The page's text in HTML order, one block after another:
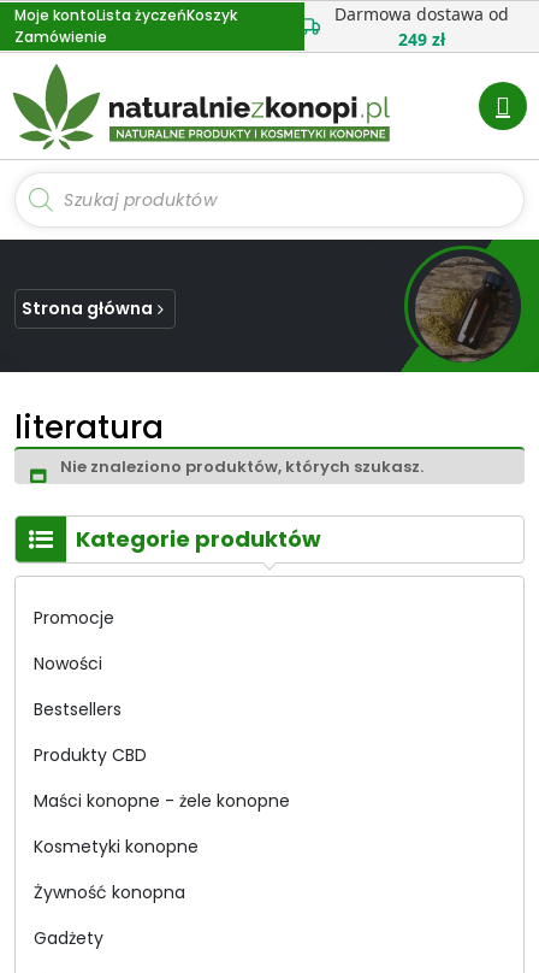
Przejdź
do
treści
Moje kontoLista życzeńKoszyk
Zamówienie
Darmowa dostawa od
249 zł
Wyszukiwarka
produktów
Strona główna
literatura
Nie znaleziono produktów, których szukasz.
Kategorie produktów
Promocje
Nowości
Bestsellers
Produkty CBD
Maści konopne - żele konopne
Kosmetyki konopne
Żywność konopna
Gadżety